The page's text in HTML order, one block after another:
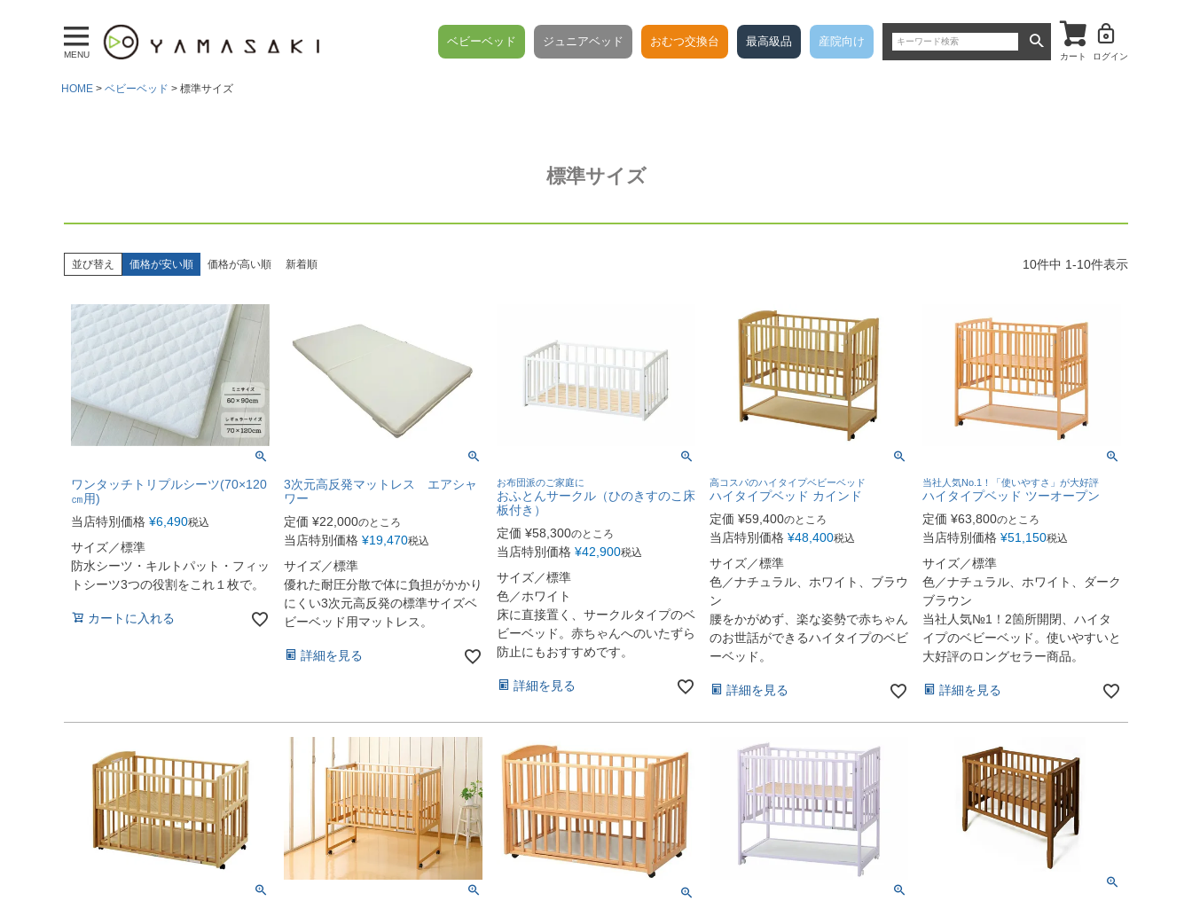
MENU
ベビーベッド ジュニアベッド おむつ交換台 最高級品 産院向け
検索
カート
ログイン
HOME ベビーベッド 標準サイズ
標準サイズ
並び替え 価格が安い順 価格が高い順 新着順 10件中 1-10件表示
ワンタッチトリプルシーツ(70×120
㎝用)
当店特別価格 ¥6,490税込
サイズ／標準
防水シーツ・キルトパット・フィッ
トシーツ3つの役割をこれ１枚で。
カートに入れる
3次元高反発マットレス エアシャ
ワー
定価 ¥22,000のところ
当店特別価格 ¥19,470税込
サイズ／標準
優れた耐圧分散で体に負担がかかり
にくい3次元高反発の標準サイズベ
ビーベッド用マットレス。
詳細を見る
お布団派のご家庭に
おふとんサークル（ひのきすのこ床
板付き）
定価 ¥58,300のところ
当店特別価格 ¥42,900税込
サイズ／標準
色／ホワイト
床に直接置く、サークルタイプのベ
ビーベッド。赤ちゃんへのいたずら
防止にもおすすめです。
詳細を見る
高コスパのハイタイプベビーベッド
ハイタイプベッド カインド
定価 ¥59,400のところ
当店特別価格 ¥48,400税込
サイズ／標準
色／ナチュラル、ホワイト、ブラウ
ン
腰をかがめず、楽な姿勢で赤ちゃん
のお世話ができるハイタイプのベビ
ーベッド。
詳細を見る
当社人気No.1！「使いやすさ」が大好評
ハイタイプベッド ツーオープン
定価 ¥63,800のところ
当店特別価格 ¥51,150税込
サイズ／標準
色／ナチュラル、ホワイト、ダーク
ブラウン
当社人気№1！2箇所開閉、ハイタ
イプのベビーベッド。使いやすいと
大好評のロングセラー商品。
詳細を見る